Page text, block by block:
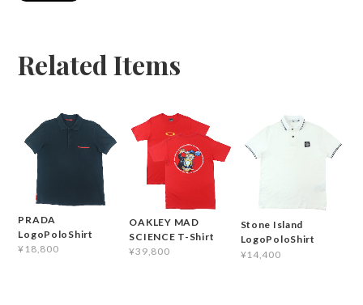
Related Items
PRADA
LogoPoloShirt
¥18,800
OAKLEY MAD
SCIENCE T-Shirt
¥39,800
Stone Island
LogoPoloShirt
¥14,400